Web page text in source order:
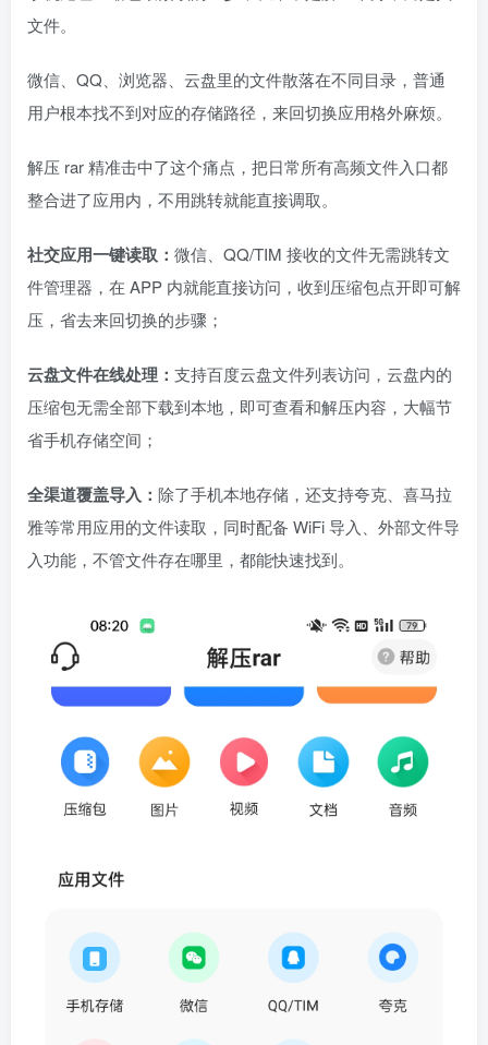
文件。
微信、QQ、浏览器、云盘里的文件散落在不同目录，普通
用户根本找不到对应的存储路径，来回切换应用格外麻烦。
解压 rar 精准击中了这个痛点，把日常所有高频文件入口都
整合进了应用内，不用跳转就能直接调取。
社交应用一键读取： 微信、QQ/TIM 接收的文件无需跳转文
件管理器，在 APP 内就能直接访问，收到压缩包点开即可解
压，省去来回切换的步骤；
云盘文件在线处理： 支持百度云盘文件列表访问，云盘内的
压缩包无需全部下载到本地，即可查看和解压内容，大幅节
省手机存储空间；
全渠道覆盖导入： 除了手机本地存储，还支持夸克、喜马拉
雅等常用应用的文件读取，同时配备 WiFi 导入、外部文件导
入功能，不管文件存在哪里，都能快速找到。